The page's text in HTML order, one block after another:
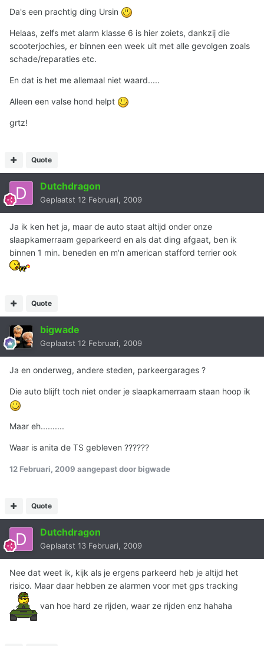
Da's een prachtig ding Ursin
Helaas, zelfs met alarm klasse 6 is hier zoiets, dankzij die
scooterjochies, er binnen een week uit met alle gevolgen zoals
schade/reparaties etc.
En dat is het me allemaal niet waard.....
Alleen een valse hond helpt
grtz!
Quote
Dutchdragon
Geplaatst 12 Februari, 2009
Ja ik ken het ja, maar de auto staat altijd onder onze
slaapkamerraam geparkeerd en als dat ding afgaat, ben ik
binnen 1 min. beneden en m'n american stafford terrier ook
Quote
bigwade
Geplaatst 12 Februari, 2009
Ja en onderweg, andere steden, parkeergarages ?
Die auto blijft toch niet onder je slaapkamerraam staan hoop ik
Maar eh..........
Waar is anita de TS gebleven ??????
12 Februari, 2009 aangepast door bigwade
Quote
Dutchdragon
Geplaatst 13 Februari, 2009
Nee dat weet ik, kijk als je ergens parkeerd heb je altijd het
risico. Maar daar hebben ze alarmen voor met gps tracking
van hoe hard ze rijden, waar ze rijden enz hahaha